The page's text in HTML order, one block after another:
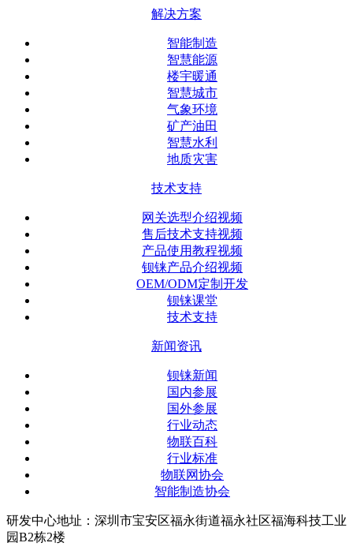
解决方案
智能制造
智慧能源
楼宇暖通
智慧城市
气象环境
矿产油田
智慧水利
地质灾害
技术支持
网关选型介绍视频
售后技术支持视频
产品使用教程视频
钡铼产品介绍视频
OEM/ODM定制开发
钡铼课堂
技术支持
新闻资讯
钡铼新闻
国内参展
国外参展
行业动态
物联百科
行业标准
物联网协会
智能制造协会
研发中心地址：深圳市宝安区福永街道福永社区福海科技工业
园B2栋2楼